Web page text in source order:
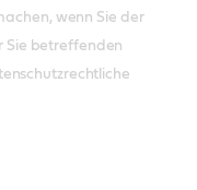
wenn Sie der
Sie betreffenden